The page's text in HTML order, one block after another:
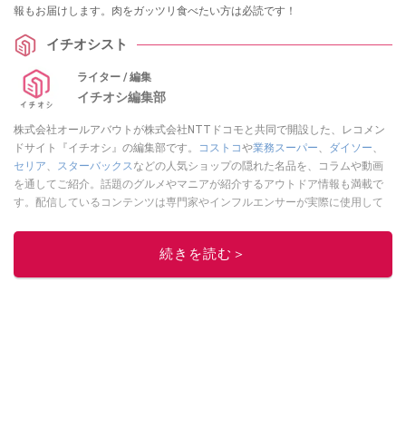
報もお届けします。肉をガッツリ食べたい方は必読です！
イチオシスト
ライター / 編集
イチオシ編集部
株式会社オールアバウトが株式会社NTTドコモと共同で開設した、レコメン
ドサイト『イチオシ』の編集部です。
コストコや業務スーパー ダイソー
セリア
スターバックス などの人気ショップの隠れた名品を、コラムや動画
を通してご紹介。話題のグルメやマニアが紹介するアウトドア情報も満載で
す。配信しているコンテンツは専門家やインフルエンサーが実際に使用して
ニュースでフォロー
続きを読む＞